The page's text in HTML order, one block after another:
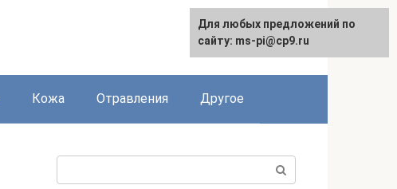
Кожа Отравления Другое
Для любых предложений по
сайту: ms-pi@cp9.ru